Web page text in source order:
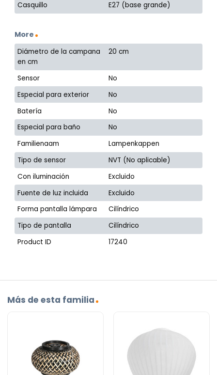
Casquillo E27 (base grande)
More
Diámetro de la campana
en cm
20 cm
Sensor
No
Especial para exterior
No
Batería
No
Especial para baño
No
Familienaam
Lampenkappen
Tipo de sensor
NVT (No aplicable)
Con iluminación
Excluido
Fuente de luz incluida
Excluido
Forma pantalla lámpara
Cilíndrico
Tipo de pantalla
Cilíndrico
Product ID
17240
Más de esta familia